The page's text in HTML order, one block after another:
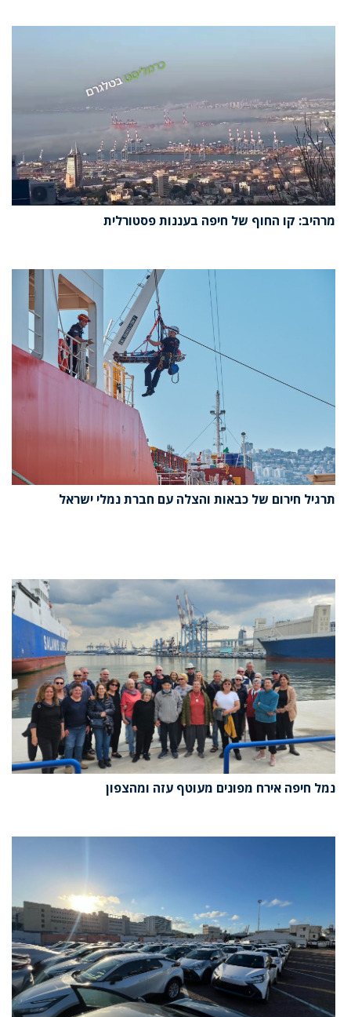
מרהיב: קו החוף של חיפה בעננות פסטורלית
תרגיל חירום של כבאות והצלה עם חברת נמלי ישראל
נמל חיפה אירח מפונים מעוטף עזה ומהצפון